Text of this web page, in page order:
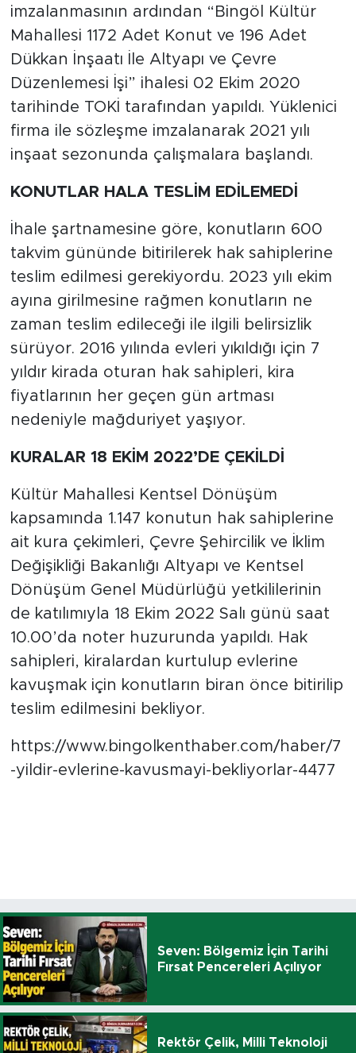
imzalanmasının ardından “Bingöl Kültür
Mahallesi 1172 Adet Konut ve 196 Adet
Dükkan İnşaatı İle Altyapı ve Çevre
Düzenlemesi İşi” ihalesi 02 Ekim 2020
tarihinde TOKİ tarafından yapıldı. Yüklenici
firma ile sözleşme imzalanarak 2021 yılı
inşaat sezonunda çalışmalara başlandı.
KONUTLAR HALA TESLİM EDİLEMEDİ
İhale şartnamesine göre, konutların 600
takvim gününde bitirilerek hak sahiplerine
teslim edilmesi gerekiyordu. 2023 yılı ekim
ayına girilmesine rağmen konutların ne
zaman teslim edileceği ile ilgili belirsizlik
sürüyor. 2016 yılında evleri yıkıldığı için 7
yıldır kirada oturan hak sahipleri, kira
fiyatlarının her geçen gün artması
nedeniyle mağduriyet yaşıyor.
KURALAR 18 EKİM 2022’DE ÇEKİLDİ
Kültür Mahallesi Kentsel Dönüşüm
kapsamında 1.147 konutun hak sahiplerine
ait kura çekimleri, Çevre Şehircilik ve İklim
Değişikliği Bakanlığı Altyapı ve Kentsel
Dönüşüm Genel Müdürlüğü yetkililerinin
de katılımıyla 18 Ekim 2022 Salı günü saat
10.00’da noter huzurunda yapıldı. Hak
sahipleri, kiralardan kurtulup evlerine
kavuşmak için konutların biran önce bitirilip
teslim edilmesini bekliyor.
https://www.bingolkenthaber.com/haber/7
-yildir-evlerine-kavusmayi-bekliyorlar-4477
Seven: Bölgemiz İçin Tarihi
Fırsat Pencereleri Açılıyor
Rektör Çelik, Milli Teknoloji